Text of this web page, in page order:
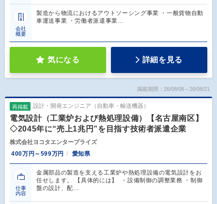
会社
概要
製造から物流におけるアウトソーシング事業 ・一般貨物自動
車運送事業 ・労働者派遣事業…
気になる 詳細を見る
掲載期間：26/08/08～26/08/21
再掲載 設計・開発エンジニア（自動車・輸送機器）
電気設計（工業炉および熱処理設備）【名古屋南区】
◇2045年に“売上1兆円”を目指す技術者派遣企業
株式会社ヨコタエンタープライズ
400万円～599万円
愛知県
仕事
内容
金属部品の製造を支える工業炉や熱処理設備の電気設計をお
任せします。 【具体的には】 ・設備制御の調整業務 ・制御
盤の設計、配…